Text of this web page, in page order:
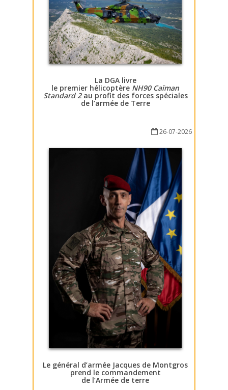
La DGA livre
le premier hélicoptère NH90 Caïman
Standard 2au profit des forces spéciales
de l’armée de Terre
26-07-2026
Le général d’armée Jacques de Montgros
prend le commandement
de l’Armée de terre